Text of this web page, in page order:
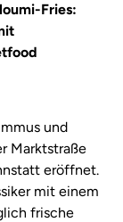
Fries:
und
Marktstraße
eröffnet.
mit einem
frische